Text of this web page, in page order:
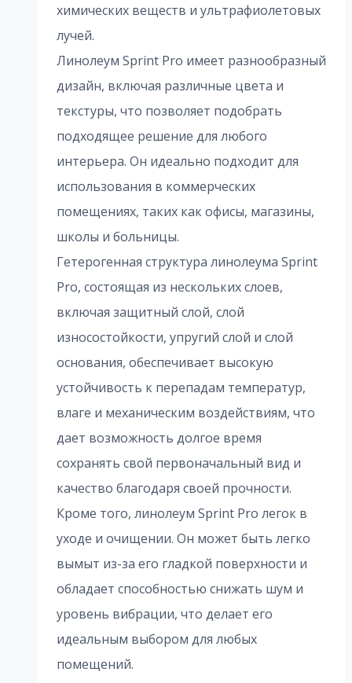
химических веществ и ультрафиолетовых
лучей.
Линолеум Sprint Pro имеет разнообразный
дизайн, включая различные цвета и
текстуры, что позволяет подобрать
подходящее решение для любого
интерьера. Он идеально подходит для
использования в коммерческих
помещениях, таких как офисы, магазины,
школы и больницы.
Гетерогенная структура линолеума Sprint
Pro, состоящая из нескольких слоев,
включая защитный слой, слой
износостойкости, упругий слой и слой
основания, обеспечивает высокую
устойчивость к перепадам температур,
влаге и механическим воздействиям, что
дает возможность долгое время
сохранять свой первоначальный вид и
качество благодаря своей прочности.
Кроме того, линолеум Sprint Pro легок в
уходе и очищении. Он может быть легко
вымыт из-за его гладкой поверхности и
обладает способностью снижать шум и
уровень вибрации, что делает его
идеальным выбором для любых
помещений.